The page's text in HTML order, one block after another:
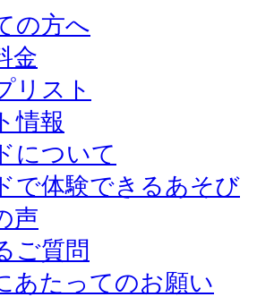
の方へ
金
リスト
情報
について
で体験できるあそび
声
ご質問
あたってのお願い